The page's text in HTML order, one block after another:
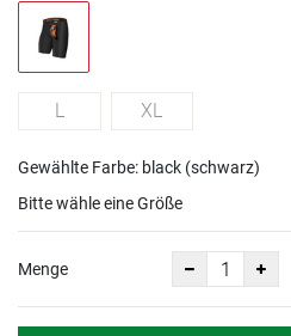
L XL
Gewählte Farbe: black (schwarz)
Bitte wähle eine Größe
Menge